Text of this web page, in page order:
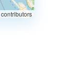
contributors